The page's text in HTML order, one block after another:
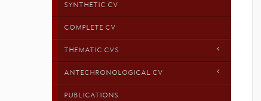
SYNTHETIC CV
COMPLETE CV
THEMATIC CVS
ANTECHRONOLOGICAL CV
PUBLICATIONS